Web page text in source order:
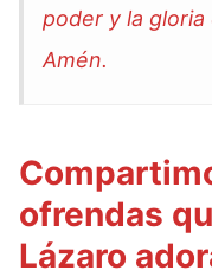
poder y la gloria
Amén.
ofrendas
Lázaro